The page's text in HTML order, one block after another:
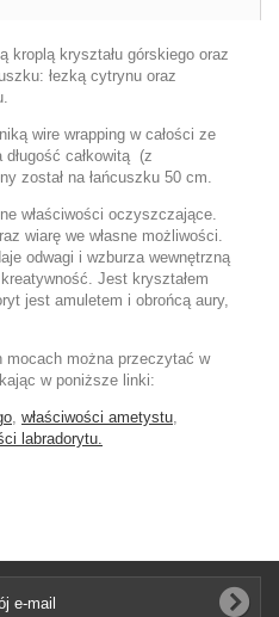
kroplą kryształu górskiego oraz
łezką cytrynu oraz
wire wrapping w całości ze
całkowitą (z
został na łańcuszku 50 cm.
właściwości oczyszczające.
wiarę we własne możliwości.
odwagi i wzburza wewnętrzną
Jest kryształem
jest amuletem i obrońcą aury,
mocach można przeczytać w
w poniższe linki:
, właściwości ametystu,
labradorytu.